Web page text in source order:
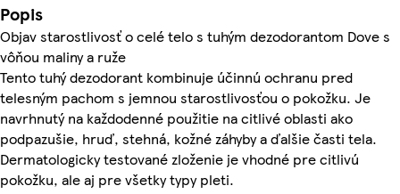
Popis
Objav starostlivosť o celé telo s tuhým dezodorantom Dove s
vôňou maliny a ruže
Tento tuhý dezodorant kombinuje účinnú ochranu pred
telesným pachom s jemnou starostlivosťou o pokožku. Je
navrhnutý na každodenné použitie na citlivé oblasti ako
podpazušie, hruď, stehná, kožné záhyby a ďalšie časti tela.
Dermatologicky testované zloženie je vhodné pre citlivú
pokožku, ale aj pre všetky typy pleti.